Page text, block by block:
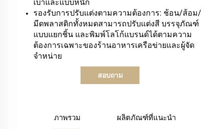
เบาและแบบหนัก
รองรับการปรับแต่งตามความต้องการ: ช้อน/ส้อม/
มีดพลาสติกทั้งหมดสามารถปรับแต่งสี บรรจุภัณฑ์
แบบแยกชิ้น และพิมพ์โลโก้แบรนด์ได้ตามความ
ต้องการเฉพาะของร้านอาหารเครือข่ายและผู้จัด
จำหน่าย
สอบถาม
ภาพรวม ผลิตภัณฑ์ที่แนะนำ